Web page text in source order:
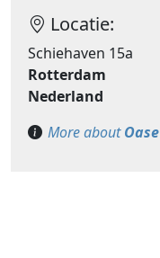
Locatie:
Schiehaven 15a
Rotterdam
Nederland
More aboutOase